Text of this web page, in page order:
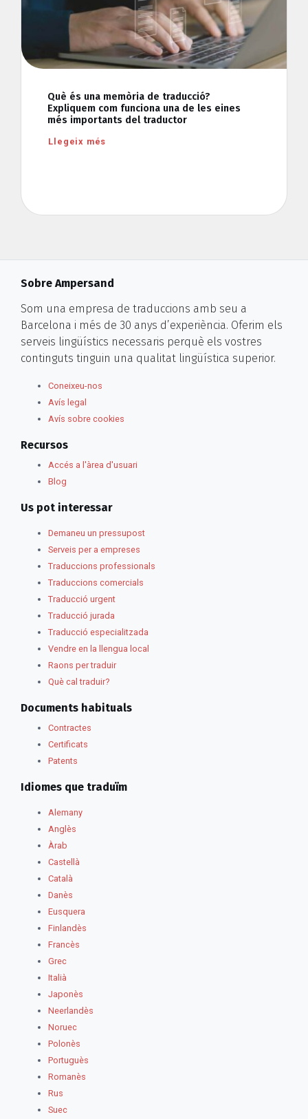
Què és una memòria de traducció?
Expliquem com funciona una de les eines
més importants del traductor
Llegeix més
Sobre Ampersand
Som una empresa de traduccions amb seu a
Barcelona i més de 30 anys d’experiència. Oferim els
serveis lingüístics necessaris perquè els vostres
continguts tinguin una qualitat lingüística superior.
Coneixeu-nos
Avís legal
Avís sobre cookies
Recursos
Accés a l'àrea d'usuari
Blog
Us pot interessar
Demaneu un pressupost
Serveis per a empreses
Traduccions professionals
Traduccions comercials
Traducció urgent
Traducció jurada
Traducció especialitzada
Vendre en la llengua local
Raons per traduir
Què cal traduir?
Documents habituals
Contractes
Certificats
Patents
Idiomes que traduïm
Alemany
Anglès
Àrab
Castellà
Català
Danès
Eusquera
Finlandès
Francès
Grec
Italià
Japonès
Neerlandès
Noruec
Polonès
Portuguès
Romanès
Rus
Suec